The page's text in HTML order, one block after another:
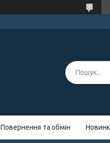
Повернення та обмін